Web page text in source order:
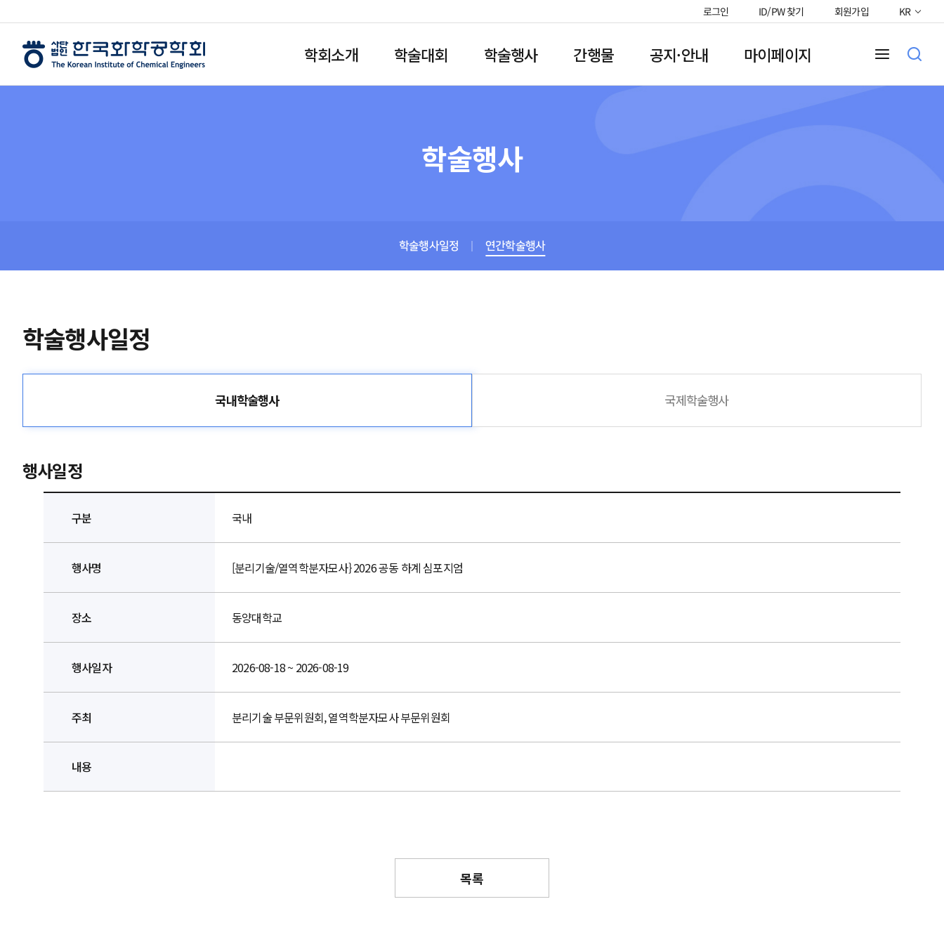
로그인 ID/PW 찾기 회원가입 KR
학회소개 학술대회 학술행사 간행물 공지·안내 마이페이지
학술행사
학술행사일정 연간학술행사
학술행사일정
국내학술행사 국제학술행사
행사일정
구분 국내
행사명 [분리기술/열역학분자모사} 2026 공동 하계 심포지엄
장소 동양대학교
행사일자 2026-08-18 ~ 2026-08-19
주최 분리기술 부문위원회, 열역학분자모사 부문위원회
내용
목록